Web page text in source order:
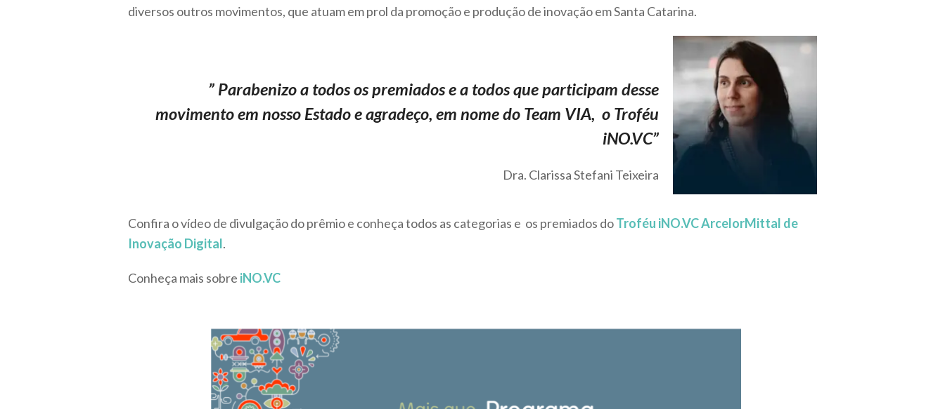
diversos outros movimentos, que atuam em prol da promoção e produção de inovação em Santa Catarina.
” Parabenizo a todos os premiados e a todos que participam desse
movimento em nosso Estado e agradeço, em nome do Team VIA, o Troféu
iNO.VC”
Dra. Clarissa Stefani Teixeira
Confira o vídeo de divulgação do prêmio e conheça todos as categorias e os premiados doTroféu iNO.VC ArcelorMittal de
Inovação Digital.
Conheça mais sobre iNO.VC